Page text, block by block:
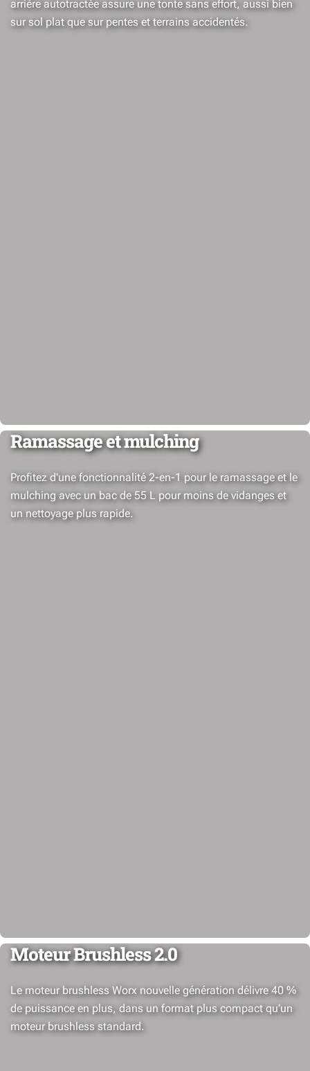
arrière autotractée assure une tonte sans effort, aussi bien
sur sol plat que sur pentes et terrains accidentés.
Ramassage et mulching
Profitez d'une fonctionnalité 2-en-1 pour le ramassage et le
mulching avec un bac de 55 L pour moins de vidanges et
un nettoyage plus rapide.
Moteur Brushless 2.0
Le moteur brushless Worx nouvelle génération délivre 40 %
de puissance en plus, dans un format plus compact qu’un
moteur brushless standard.